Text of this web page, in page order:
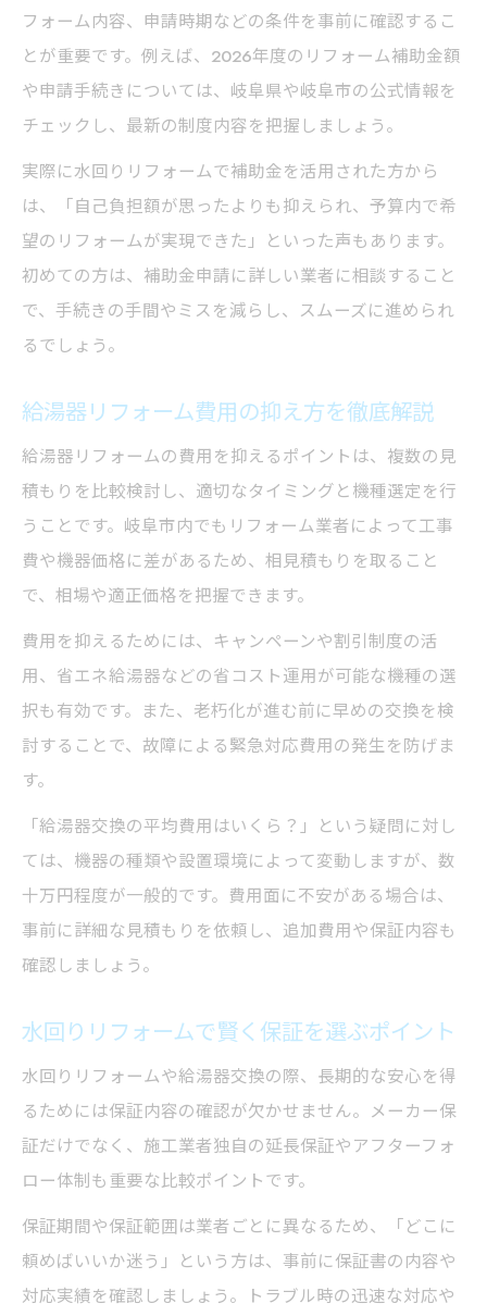
フォーム内容、申請時期などの条件を事前に確認するこ
とが重要です。例えば、2026年度のリフォーム補助金額
や申請手続きについては、岐阜県や岐阜市の公式情報を
チェックし、最新の制度内容を把握しましょう。
実際に水回りリフォームで補助金を活用された方から
は、「自己負担額が思ったよりも抑えられ、予算内で希
望のリフォームが実現できた」といった声もあります。
初めての方は、補助金申請に詳しい業者に相談すること
で、手続きの手間やミスを減らし、スムーズに進められ
るでしょう。
給湯器リフォーム費用の抑え方を徹底解説
給湯器リフォームの費用を抑えるポイントは、複数の見
積もりを比較検討し、適切なタイミングと機種選定を行
うことです。岐阜市内でもリフォーム業者によって工事
費や機器価格に差があるため、相見積もりを取ること
で、相場や適正価格を把握できます。
費用を抑えるためには、キャンペーンや割引制度の活
用、省エネ給湯器などの省コスト運用が可能な機種の選
択も有効です。また、老朽化が進む前に早めの交換を検
討することで、故障による緊急対応費用の発生を防げま
す。
「給湯器交換の平均費用はいくら？」という疑問に対し
ては、機器の種類や設置環境によって変動しますが、数
十万円程度が一般的です。費用面に不安がある場合は、
事前に詳細な見積もりを依頼し、追加費用や保証内容も
確認しましょう。
水回りリフォームで賢く保証を選ぶポイント
水回りリフォームや給湯器交換の際、長期的な安心を得
るためには保証内容の確認が欠かせません。メーカー保
証だけでなく、施工業者独自の延長保証やアフターフォ
ロー体制も重要な比較ポイントです。
保証期間や保証範囲は業者ごとに異なるため、「どこに
頼めばいいか迷う」という方は、事前に保証書の内容や
対応実績を確認しましょう。トラブル時の迅速な対応や